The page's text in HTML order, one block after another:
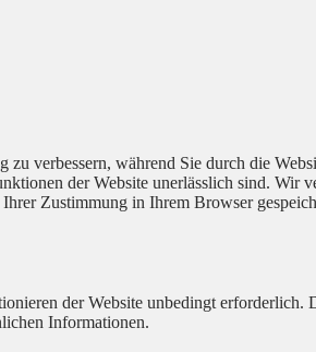
verbessern, während Sie durch die
der Website unerlässlich sind.
Zustimmung in Ihrem Browser
der Website unbedingt
Informationen.